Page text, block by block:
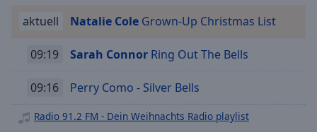
subtitles
selected
Picture-
in-
Radio 91.2 FM - Dein Karnevals
Radio 91.2 FM - Dein Hip Hop
aktuell Natalie Cole Grown-Up Christmas List
09:19 Sarah Connor Ring Out The Bells
09:16 Perry Como - Silver Bells
Radio 91.2 FM - Dein Weihnachts Radio playlist